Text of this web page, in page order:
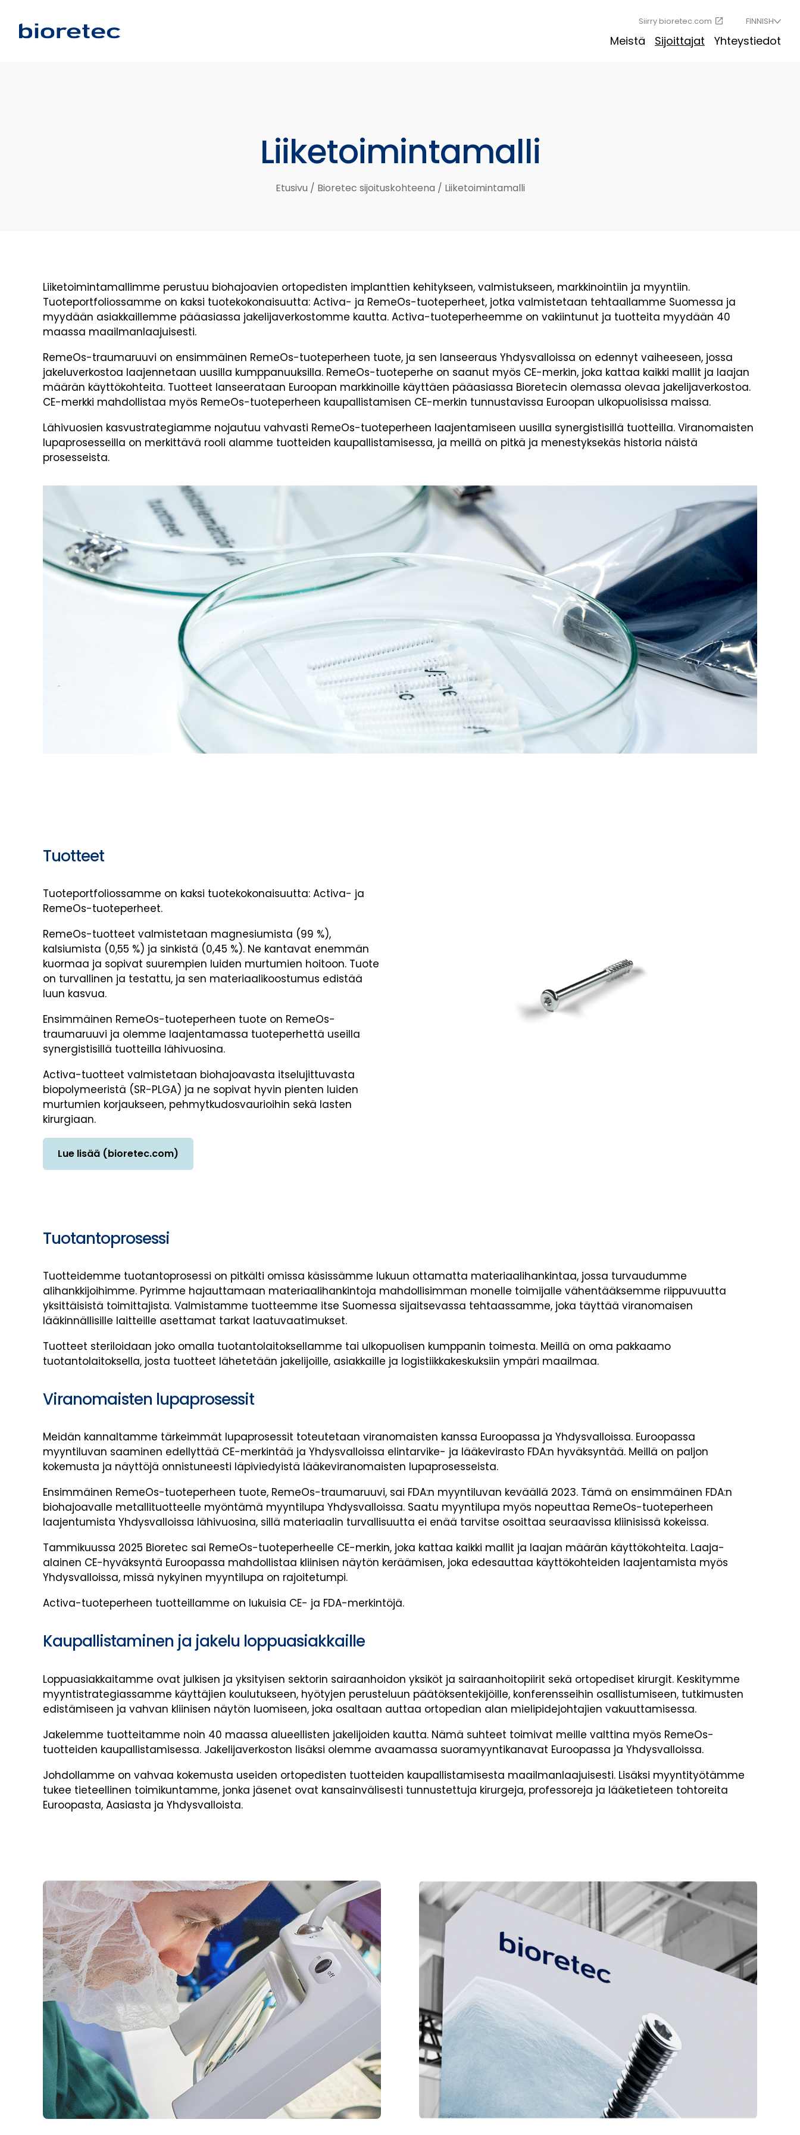
FINNISH
Siirry bioretec.com
Meistä Sijoittajat Yhteystiedot
Liiketoimintamalli
Etusivu / Bioretec sijoituskohteena / Liiketoimintamalli
Liiketoimintamallimme perustuu biohajoavien ortopedisten implanttien kehitykseen, valmistukseen, markkinointiin ja myyntiin.
Tuoteportfoliossamme on kaksi tuotekokonaisuutta: Activa- ja RemeOs-tuoteperheet, jotka valmistetaan tehtaallamme Suomessa ja
myydään asiakkaillemme pääasiassa jakelijaverkostomme kautta. Activa-tuoteperheemme on vakiintunut ja tuotteita myydään 40
maassa maailmanlaajuisesti.
RemeOs-traumaruuvi on ensimmäinen RemeOs-tuoteperheen tuote, ja sen lanseeraus Yhdysvalloissa on edennyt vaiheeseen, jossa
jakeluverkostoa laajennetaan uusilla kumppanuuksilla. RemeOs-tuoteperhe on saanut myös CE-merkin, joka kattaa kaikki mallit ja laajan
määrän käyttökohteita. Tuotteet lanseerataan Euroopan markkinoille käyttäen pääasiassa Bioretecin olemassa olevaa jakelijaverkostoa.
CE-merkki mahdollistaa myös RemeOs-tuoteperheen kaupallistamisen CE-merkin tunnustavissa Euroopan ulkopuolisissa maissa.
Lähivuosien kasvustrategiamme nojautuu vahvasti RemeOs-tuoteperheen laajentamiseen uusilla synergistisillä tuotteilla. Viranomaisten
lupaprosesseilla on merkittävä rooli alamme tuotteiden kaupallistamisessa, ja meillä on pitkä ja menestyksekäs historia näistä
prosesseista.
Tuotteet
Tuoteportfoliossamme on kaksi tuotekokonaisuutta: Activa- ja
RemeOs-tuoteperheet.
RemeOs-tuotteet valmistetaan magnesiumista (99 %),
kalsiumista (0,55 %) ja sinkistä (0,45 %). Ne kantavat enemmän
kuormaa ja sopivat suurempien luiden murtumien hoitoon. Tuote
on turvallinen ja testattu, ja sen materiaalikoostumus edistää
luun kasvua.
Ensimmäinen RemeOs-tuoteperheen tuote on RemeOs-
traumaruuvi ja olemme laajentamassa tuoteperhettä useilla
synergistisillä tuotteilla lähivuosina.
Activa-tuotteet valmistetaan biohajoavasta itselujittuvasta
biopolymeeristä (SR-PLGA) ja ne sopivat hyvin pienten luiden
murtumien korjaukseen, pehmytkudosvaurioihin sekä lasten
kirurgiaan.
Lue lisää (bioretec.com)
Tuotantoprosessi
Tuotteidemme tuotantoprosessi on pitkälti omissa käsissämme lukuun ottamatta materiaalihankintaa, jossa turvaudumme
alihankkijoihimme. Pyrimme hajauttamaan materiaalihankintoja mahdollisimman monelle toimijalle vähentääksemme riippuvuutta
yksittäisistä toimittajista. Valmistamme tuotteemme itse Suomessa sijaitsevassa tehtaassamme, joka täyttää viranomaisen
lääkinnällisille laitteille asettamat tarkat laatuvaatimukset.
Tuotteet steriloidaan joko omalla tuotantolaitoksellamme tai ulkopuolisen kumppanin toimesta. Meillä on oma pakkaamo
tuotantolaitoksella, josta tuotteet lähetetään jakelijoille, asiakkaille ja logistiikkakeskuksiin ympäri maailmaa.
Viranomaisten lupaprosessit
Meidän kannaltamme tärkeimmät lupaprosessit toteutetaan viranomaisten kanssa Euroopassa ja Yhdysvalloissa. Euroopassa
myyntiluvan saaminen edellyttää CE-merkintää ja Yhdysvalloissa elintarvike- ja lääkevirasto FDA:n hyväksyntää. Meillä on paljon
kokemusta ja näyttöjä onnistuneesti läpiviedyistä lääkeviranomaisten lupaprosesseista.
Ensimmäinen RemeOs-tuoteperheen tuote, RemeOs-traumaruuvi, sai FDA:n myyntiluvan keväällä 2023. Tämä on ensimmäinen FDA:n
biohajoavalle metallituotteelle myöntämä myyntilupa Yhdysvalloissa. Saatu myyntilupa myös nopeuttaa RemeOs-tuoteperheen
laajentumista Yhdysvalloissa lähivuosina, sillä materiaalin turvallisuutta ei enää tarvitse osoittaa seuraavissa kliinisissä kokeissa.
Tammikuussa 2025 Bioretec sai RemeOs-tuoteperheelle CE-merkin, joka kattaa kaikki mallit ja laajan määrän käyttökohteita. Laaja-
alainen CE-hyväksyntä Euroopassa mahdollistaa kliinisen näytön keräämisen, joka edesauttaa käyttökohteiden laajentamista myös
Yhdysvalloissa, missä nykyinen myyntilupa on rajoitetumpi.
Activa-tuoteperheen tuotteillamme on lukuisia CE- ja FDA-merkintöjä.
Kaupallistaminen ja jakelu loppuasiakkaille
Loppuasiakkaitamme ovat julkisen ja yksityisen sektorin sairaanhoidon yksiköt ja sairaanhoitopiirit sekä ortopediset kirurgit. Keskitymme
myyntistrategiassamme käyttäjien koulutukseen, hyötyjen perusteluun päätöksentekijöille, konferensseihin osallistumiseen, tutkimusten
edistämiseen ja vahvan kliinisen näytön luomiseen, joka osaltaan auttaa ortopedian alan mielipidejohtajien vakuuttamisessa.
Jakelemme tuotteitamme noin 40 maassa alueellisten jakelijoiden kautta. Nämä suhteet toimivat meille valttina myös RemeOs-
tuotteiden kaupallistamisessa. Jakelijaverkoston lisäksi olemme avaamassa suoramyyntikanavat Euroopassa ja Yhdysvalloissa.
Johdollamme on vahvaa kokemusta useiden ortopedisten tuotteiden kaupallistamisesta maailmanlaajuisesti. Lisäksi myyntityötämme
tukee tieteellinen toimikuntamme, jonka jäsenet ovat kansainvälisesti tunnustettuja kirurgeja, professoreja ja lääketieteen tohtoreita
Euroopasta, Aasiasta ja Yhdysvalloista.